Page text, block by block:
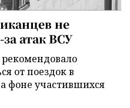
не
атак ВСУ
от поездок в
фоне участившихся